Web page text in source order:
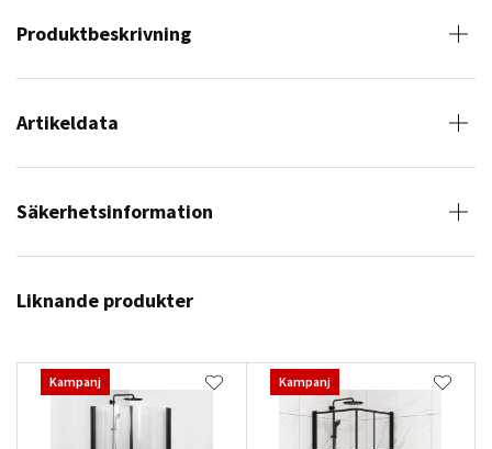
Produktbeskrivning
Artikeldata
Säkerhetsinformation
Liknande produkter
Kampanj Kampanj